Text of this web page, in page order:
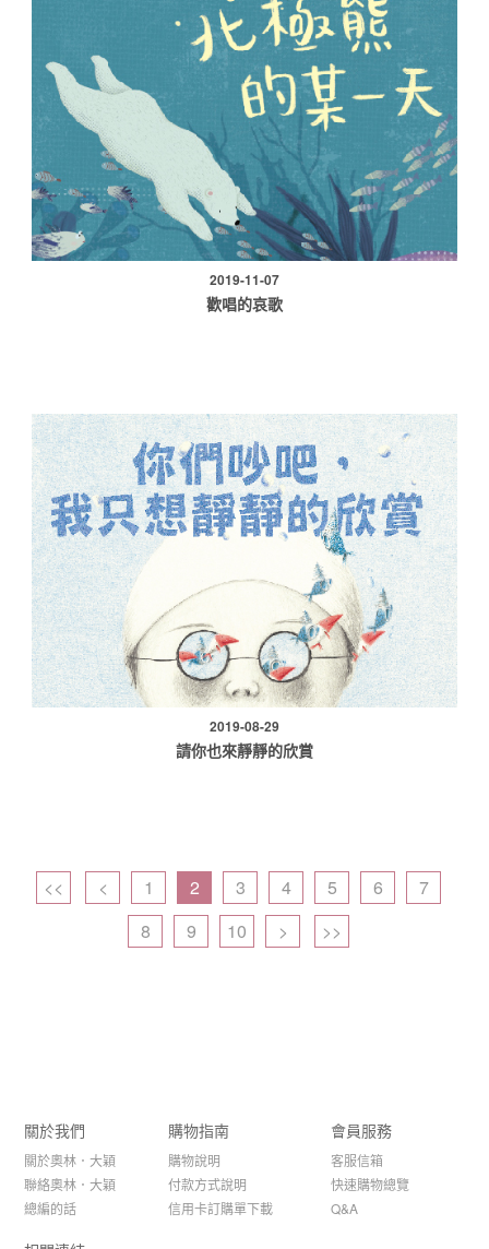
2019-11-07
歡唱的哀歌
2019-08-29
請你也來靜靜的欣賞
<< < 1 2 3 4 5 6
7
8
9 10 > >>
關於我們
關於奧林．大穎
聯絡奧林．大穎
總編的話
購物指南
購物說明
付款方式說明
信用卡訂購單下載
會員服務
客服信箱
快速購物總覽
Q&A